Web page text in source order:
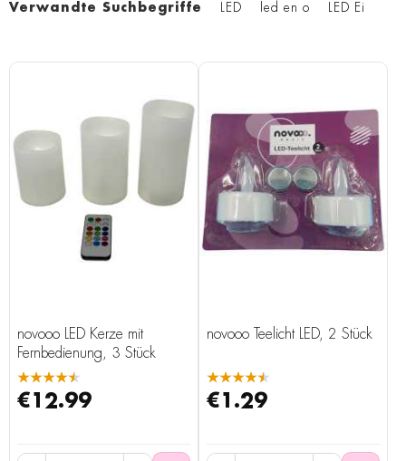
Verwandte Suchbegriffe LED led en o LED Ei
novooo LED Kerze mit
Fernbedienung, 3 Stück
★★★★★
€12.99
novooo Teelicht LED, 2 Stück
★★★★★
€1.29